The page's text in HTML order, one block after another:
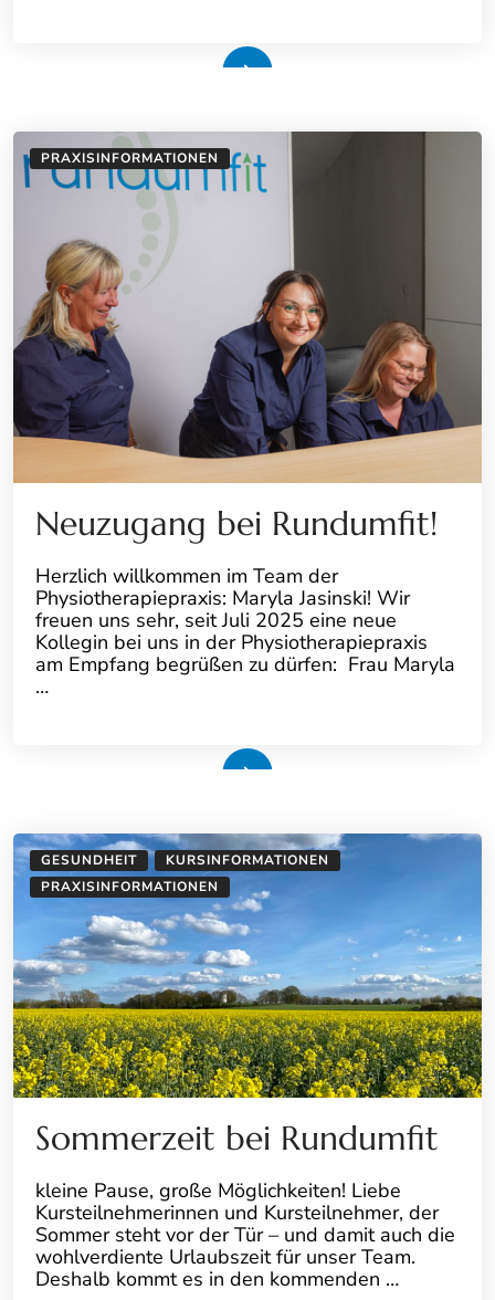
PRAXISINFORMATIONEN
Neuzugang bei Rundumfit!
Herzlich willkommen im Team der
Physiotherapiepraxis: Maryla Jasinski! Wir
freuen uns sehr, seit Juli 2025 eine neue
Kollegin bei uns in der Physiotherapiepraxis
am Empfang begrüßen zu dürfen: Frau Maryla
…
GESUNDHEIT
KURSINFORMATIONEN
PRAXISINFORMATIONEN
Sommerzeit bei Rundumfit
kleine Pause, große Möglichkeiten! Liebe
Kursteilnehmerinnen und Kursteilnehmer, der
Sommer steht vor der Tür – und damit auch die
wohlverdiente Urlaubszeit für unser Team.
Deshalb kommt es in den kommenden …